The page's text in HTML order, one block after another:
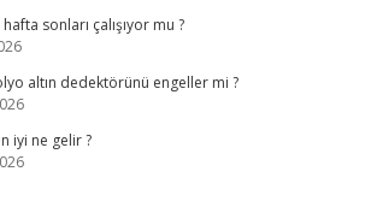
sonları çalışıyor mu ?
altın dedektörünü engeller mi ?
iyi ne gelir ?